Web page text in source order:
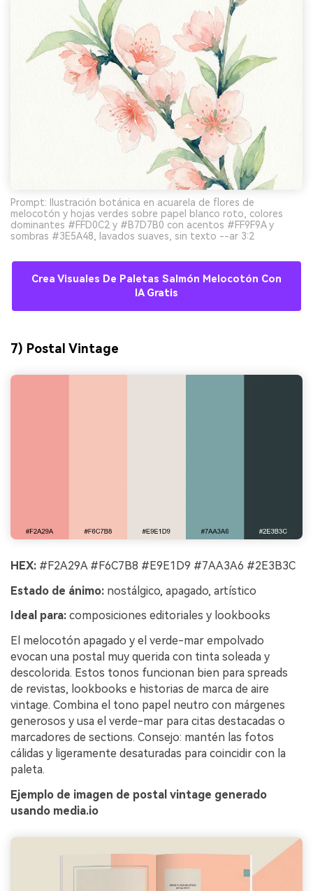
Prompt: Ilustración botánica en acuarela de flores de
melocotón y hojas verdes sobre papel blanco roto, colores
dominantes #FFD0C2 y #B7D7B0 con acentos #FF9F9A y
sombras #3E5A48, lavados suaves, sin texto --ar 3:2
Crea Visuales De Paletas Salmón Melocotón Con
IA Gratis
7) Postal Vintage
HEX: #F2A29A #F6C7B8 #E9E1D9 #7AA3A6 #2E3B3C
Estado de ánimo: nostálgico, apagado, artístico
Ideal para: composiciones editoriales y lookbooks
El melocotón apagado y el verde-mar empolvado
evocan una postal muy querida con tinta soleada y
descolorida. Estos tonos funcionan bien para spreads
de revistas, lookbooks e historias de marca de aire
vintage. Combina el tono papel neutro con márgenes
generosos y usa el verde-mar para citas destacadas o
marcadores de sections. Consejo: mantén las fotos
cálidas y ligeramente desaturadas para coincidir con la
paleta.
Ejemplo de imagen de postal vintage generado
usando media.io